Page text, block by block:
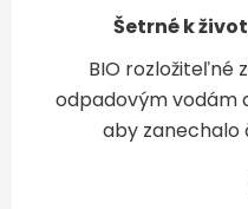
Šetrné k
BIO rozložiteľné
odpadovým vodám
aby zanechalo